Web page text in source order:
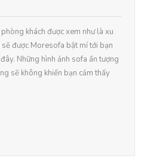
khách được xem như là xu
được Moresofa bật mí tới bạn
Những hình ảnh sofa ấn tượng
sẽ không khiến bạn cảm thấy